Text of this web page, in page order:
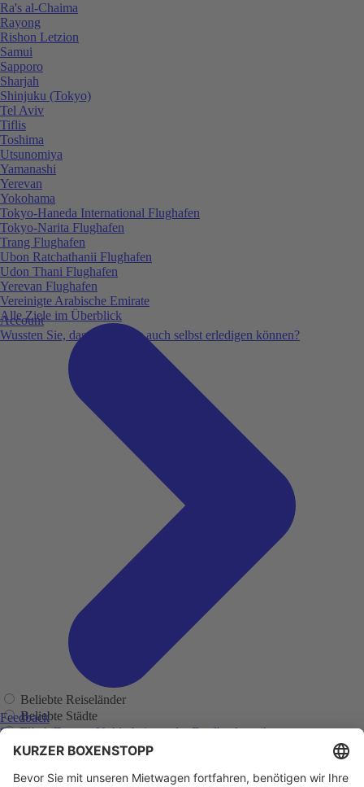
Account
Wussten Sie, dass Sie vieles auch selbst erledigen können?
Feedback
Sie haben Fragen, Unklarheiten oder Feedback zu ihrer
zurückliegenden Buchung?
Ra's al-Chaima
Rayong
Rishon Letzion
Samui
Sapporo
Sharjah
Shinjuku (Tokyo)
Tel Aviv
Tiflis
Toshima
Utsunomiya
Yamanashi
Yerevan
Yokohama
Tokyo-Haneda International Flughafen
Tokyo-Narita Flughafen
Trang Flughafen
Ubon Ratchathanii Flughafen
Udon Thani Flughafen
Yerevan Flughafen
Vereinigte Arabische Emirate
Alle Ziele im Überblick
Beliebte Reiseländer
Beliebte Städte
Flughäfen
Regionen
Adelaide Flughafen